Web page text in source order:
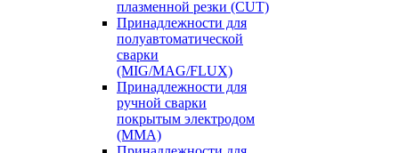
плазменной резки (CUT)
Принадлежности для
полуавтоматической
сварки
(MIG/MAG/FLUX)
Принадлежности для
ручной сварки
покрытым электродом
(MMA)